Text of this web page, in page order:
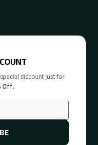
discount just for
Off.